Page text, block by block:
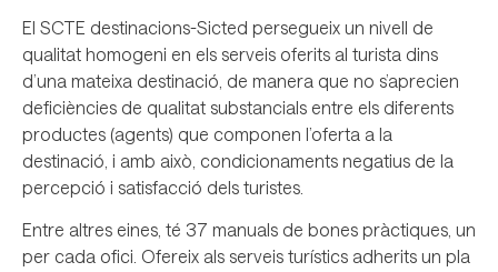
El SCTE destinacions-Sicted persegueix un nivell de
qualitat homogeni en els serveis oferits al turista dins
d’una mateixa destinació, de manera que no s’aprecien
deficiències de qualitat substancials entre els diferents
productes (agents) que componen l’oferta a la
destinació, i amb això, condicionaments negatius de la
percepció i satisfacció dels turistes.
Entre altres eines, té 37 manuals de bones pràctiques, un
per cada ofici. Ofereix als serveis turístics adherits un pla